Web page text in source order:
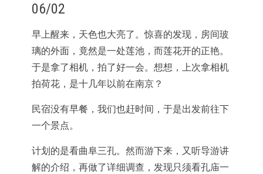
06/02
早上醒来，天色也大亮了。惊喜的发现，房间玻
璃的外面，竟然是一处莲池，而莲花开的正艳。
于是拿了相机，拍了好一会。想想，上次拿相机
拍荷花，是十几年以前在南京？
民宿没有早餐，我们也赶时间，于是出发前往下
一个景点。
计划的是看曲阜三孔。然而游下来，又听导游讲
解的介绍，再做了详细调查，发现只须看孔庙一